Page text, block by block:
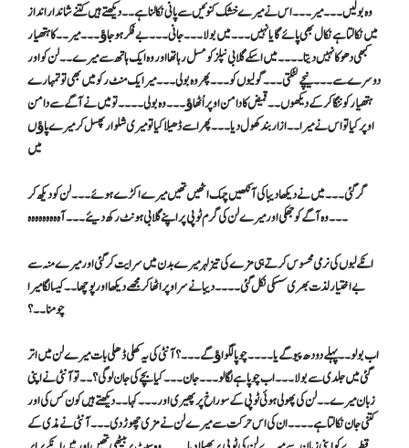
وہ بولیں ۔۔۔ میر ۔۔۔ اس نے میرے خشک کنوئیں سے پانی نکالنا ہے ۔۔ دیکھتے ہیں کتنے شاندار انداز
میں نکالتا ہے نکال بھی پائے گا یا نہیں ۔۔۔ میں بولا ۔۔۔ جانی ۔۔۔ بے فکر ہو جاﺅ ۔۔۔ میر ۔۔کا ہتھیار
کبھی دھوکا نہیں دیتا ۔۔۔ ۔میں اسکے گلابی نپلز کو مسل رہا تھا اور وہ ایک ہاتھ سے میرے ۔۔لن کو اور
دوسرے سے ۔۔۔ نیچے لٹکتی ۔۔۔ گولیوں کو ۔۔۔ پھر وہ بولی ۔۔۔ میر ایک منٹ رکو میں بھی تو تمہارے
ہتھیا ر کو ننگا کر کے دیکھوں ۔۔ قمیض کا دامن اوپر اُٹھاﺅ ۔۔۔وہ بولی ۔۔۔۔ تو میں نے آگے سے دامن
اوپر کیا تو اس نے میرا ۔۔ازار بند کھول دیا ۔۔۔ پھر اسے ڈھیلا کیا تو میری شلوار پھسل کر میرے پاﺅں
میں
گر گئی ۔۔۔ میں نے دیکھا دیبا کی آنکھیں چمک اٹھیں تھیں میرے اکڑے ہوئے ۔۔۔ لن کو دیکھ کر
۔۔۔ وہ آگے کو جھکی اور میرے لن کی گرم ٹوپی پر اپنے گلابی ہونٹ رکھ دیئے ۔۔۔آہ ہ ہ ہ ہ ہ ہ ہ ہ
انکے لبوں کی نرمی محسوس کرتے ہی مزے کی تیز لہر میرے بدن میں سرایت کر گئی اور میر ے منہ سے
بے اختیار لذت بھری سسکی نکل گئی ۔۔۔۔ دیبا نے سر اوپر اٹھا کر مجھے دیکھا اور پوچھا ۔۔ کیسا لگا میرا
چومنا ۔۔؟
اب بولو ۔۔ پہلے دودھ پیو گے یا ۔۔۔۔ چوپا لگواﺅ گے ۔۔۔؟ آنٹی کی یہ کھلی ڈھلی بات میرے لن میں اتر
گئی میں جلدی سے بولا ۔۔۔ اب چوپا ہے لگا لو ۔۔۔ جان ۔۔۔ کیا بچے کی جان لو گی ؟۔۔ تو آنٹی نے اپنی
زبان میرے ۔۔لن کی پھولی ہوئی ٹوپی کے سوراخ پر پھیری اور ۔۔۔ کہا۔۔ دیکھتے ہیں کون کس کی اور
کتنی جان نکالتا ہے ۔۔۔۔ ان کی اس حرکت سے میرے لن نے مزی چھوڑ دی ۔۔۔ آنٹی نے مذی کے